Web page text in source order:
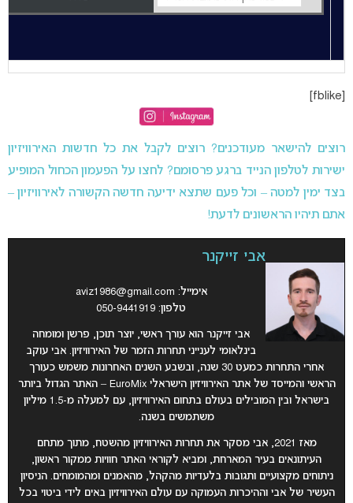
רוצים להישאר מעודכנים? רוצים לקבל את כל חדשות האירוויזיון
ישירות לטלפון הנייד ברגע פרסומם? לחצו על הפעמון הכחול המופיע
בצד ימין למטה – וכל פעם שתצא ידיעה חדשה הקשורה לאירוויזיון –
אתם תיהיו הראשונים לדעת!
אבי זייקנר
אימייל: aviz1986@gmail.com
טלפון: 050-9441919
אבי זייקנר הוא עורך ראשי, יוצר תוכן, פרשן ומומחה
בינלאומי לענייני תחרות הזמר של האירוויזיון. אבי עוקב
אחרי התחרות כמעט 30 שנה, ובשבע השנים האחרונות משמש כעורך
הראשי והמייסד של אתר האירוויזיון הישראלי EuroMix – האתר הגדול ביותר
בישראל ובין המובילים בעולם בתחום האירוויזיון, עם למעלה מ-1.5 מיליון
משתמשים בשנה.
מאז 2021, אבי מסקר את תחרות האירוויזיון מהשטח, מתוך מתחם
העיתונאים בעיר המארחת, ומביא לקוראי האתר חוויות ממקור ראשון,
ניתוחים מקצועיים ותגובות בלעדיות מהקהל, מהאמנים ומהמומחים. הניסיון
העשיר של אבי וההיכרות העמוקה עם עולם האירוויזיון באים לידי ביטוי בכל